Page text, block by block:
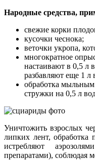
Народные средства,
свежие корки
кусочки чеснока;
веточки укропа,
многократное
настаивают в 0,5 л
разбавляют еще 1 л
обработка
стружки на 0,5 л
Уничтожить взрослых
липких лент, обработка
истребляют
препаратами), соблюдая